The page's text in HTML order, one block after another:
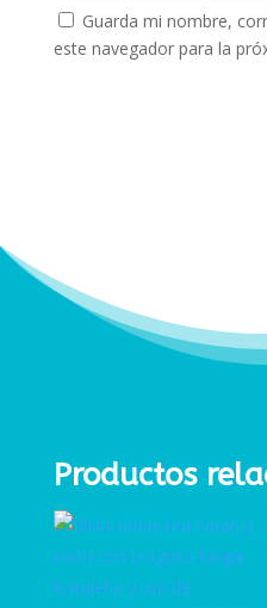
Guarda mi nombre,
este navegador para la
Productos